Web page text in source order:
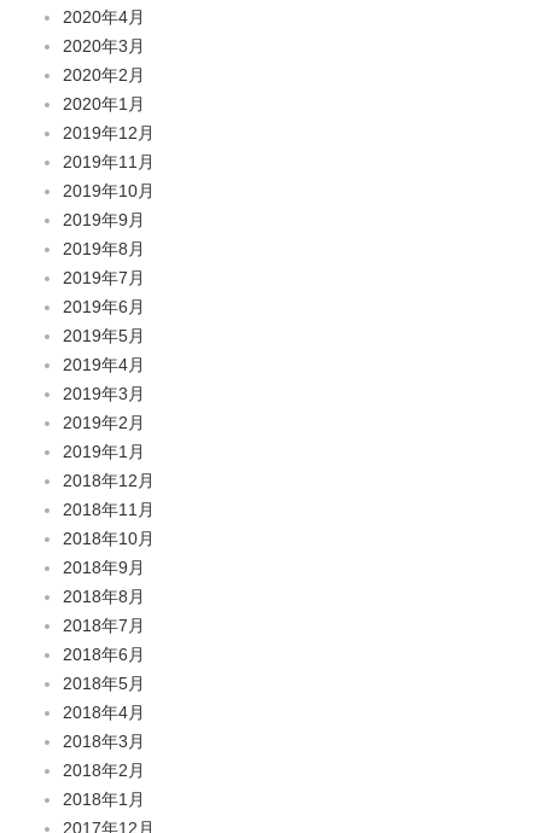
2020年4月
2020年3月
2020年2月
2020年1月
2019年12月
2019年11月
2019年10月
2019年9月
2019年8月
2019年7月
2019年6月
2019年5月
2019年4月
2019年3月
2019年2月
2019年1月
2018年12月
2018年11月
2018年10月
2018年9月
2018年8月
2018年7月
2018年6月
2018年5月
2018年4月
2018年3月
2018年2月
2018年1月
2017年12月